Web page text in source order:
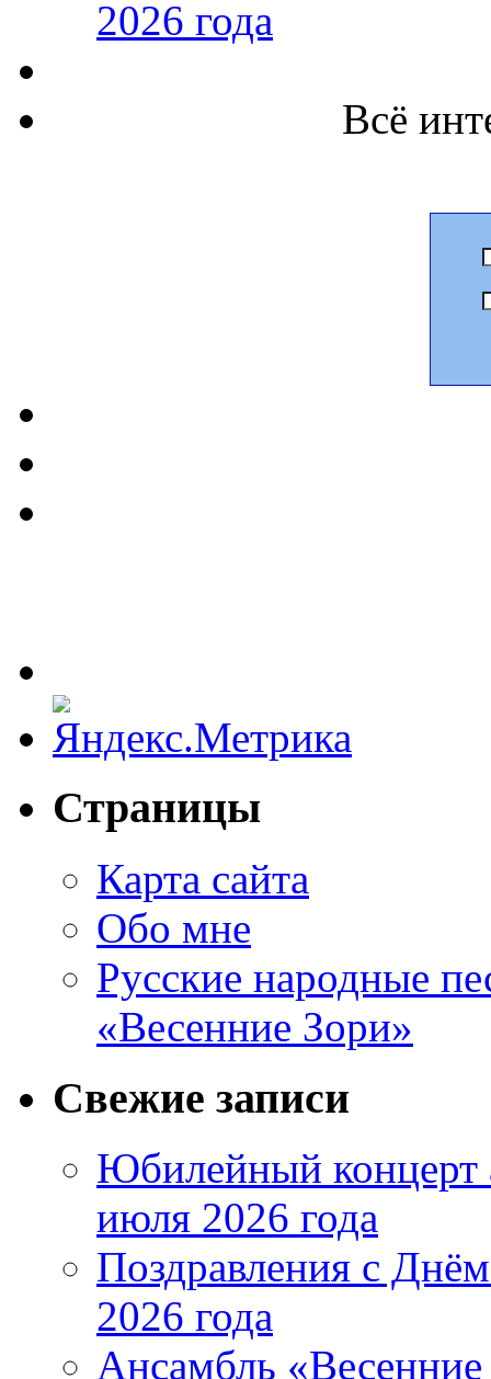
2026 года
Всё
Страницы
Карта сайта
Обо мне
Русские народные
«Весенние Зори»
Свежие записи
Юбилейный концерт
июля 2026 года
Поздравления с
2026 года
Ансамбль «Весенние